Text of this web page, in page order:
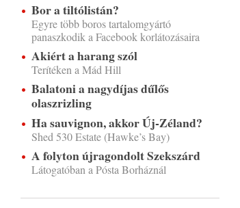
Bor a tiltólistán?
Egyre több boros tartalomgyártó
panaszkodik a Facebook korlátozásaira
Akiért a harang szól
Terítéken a Mád Hill
Balatoni a nagydíjas dűlős
olaszrizling
Ha sauvignon, akkor Új-Zéland?
Shed 530 Estate (Hawke’s Bay)
A folyton újragondolt Szekszárd
Látogatóban a Pósta Borháznál